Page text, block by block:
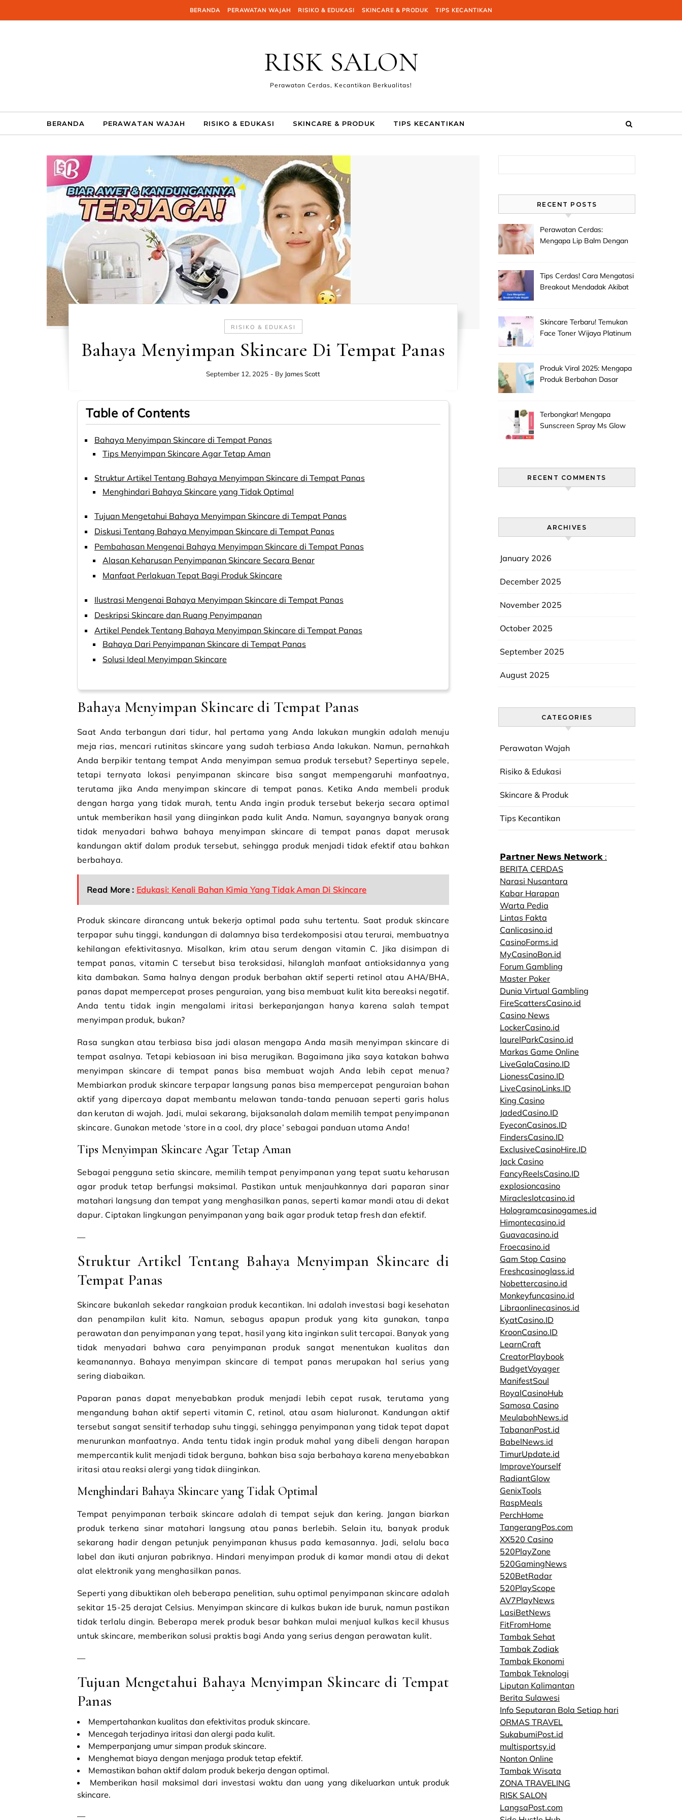
BERANDA PERAWATAN WAJAH RISIKO & EDUKASI SKINCARE & PRODUK TIPS KECANTIKAN
RISK SALON
Perawatan Cerdas, Kecantikan Berkualitas!
BERANDA PERAWATAN WAJAH RISIKO & EDUKASI SKINCARE & PRODUK TIPS KECANTIKAN
RISIKO & EDUKASI
Bahaya Menyimpan Skincare Di Tempat Panas
September 12, 2025 - By James Scott
Table of Contents
Bahaya Menyimpan Skincare di Tempat Panas
Tips Menyimpan Skincare Agar Tetap Aman
Struktur Artikel Tentang Bahaya Menyimpan Skincare di Tempat Panas
Menghindari Bahaya Skincare yang Tidak Optimal
Tujuan Mengetahui Bahaya Menyimpan Skincare di Tempat Panas
Diskusi Tentang Bahaya Menyimpan Skincare di Tempat Panas
Pembahasan Mengenai Bahaya Menyimpan Skincare di Tempat Panas
Alasan Keharusan Penyimpanan Skincare Secara Benar
Manfaat Perlakuan Tepat Bagi Produk Skincare
Ilustrasi Mengenai Bahaya Menyimpan Skincare di Tempat Panas
Deskripsi Skincare dan Ruang Penyimpanan
Artikel Pendek Tentang Bahaya Menyimpan Skincare di Tempat Panas
Bahaya Dari Penyimpanan Skincare di Tempat Panas
Solusi Ideal Menyimpan Skincare
Bahaya Menyimpan Skincare di Tempat Panas
Saat Anda terbangun dari tidur, hal pertama yang Anda lakukan mungkin adalah menuju
meja rias, mencari rutinitas skincare yang sudah terbiasa Anda lakukan. Namun, pernahkah
Anda berpikir tentang tempat Anda menyimpan semua produk tersebut? Sepertinya sepele,
tetapi ternyata lokasi penyimpanan skincare bisa sangat mempengaruhi manfaatnya,
terutama jika Anda menyimpan skincare di tempat panas. Ketika Anda membeli produk
dengan harga yang tidak murah, tentu Anda ingin produk tersebut bekerja secara optimal
untuk memberikan hasil yang diinginkan pada kulit Anda. Namun, sayangnya banyak orang
tidak menyadari bahwa bahaya menyimpan skincare di tempat panas dapat merusak
kandungan aktif dalam produk tersebut, sehingga produk menjadi tidak efektif atau bahkan
berbahaya.
Read More : Edukasi: Kenali Bahan Kimia Yang Tidak Aman Di Skincare
Produk skincare dirancang untuk bekerja optimal pada suhu tertentu. Saat produk skincare
terpapar suhu tinggi, kandungan di dalamnya bisa terdekomposisi atau terurai, membuatnya
kehilangan efektivitasnya. Misalkan, krim atau serum dengan vitamin C. Jika disimpan di
tempat panas, vitamin C tersebut bisa teroksidasi, hilanglah manfaat antioksidannya yang
kita dambakan. Sama halnya dengan produk berbahan aktif seperti retinol atau AHA/BHA,
panas dapat mempercepat proses penguraian, yang bisa membuat kulit kita bereaksi negatif.
Anda tentu tidak ingin mengalami iritasi berkepanjangan hanya karena salah tempat
menyimpan produk, bukan?
Rasa sungkan atau terbiasa bisa jadi alasan mengapa Anda masih menyimpan skincare di
tempat asalnya. Tetapi kebiasaan ini bisa merugikan. Bagaimana jika saya katakan bahwa
menyimpan skincare di tempat panas bisa membuat wajah Anda lebih cepat menua?
Membiarkan produk skincare terpapar langsung panas bisa mempercepat penguraian bahan
aktif yang dipercaya dapat membantu melawan tanda-tanda penuaan seperti garis halus
dan kerutan di wajah. Jadi, mulai sekarang, bijaksanalah dalam memilih tempat penyimpanan
skincare. Gunakan metode ‘store in a cool, dry place’ sebagai panduan utama Anda!
Tips Menyimpan Skincare Agar Tetap Aman
Sebagai pengguna setia skincare, memilih tempat penyimpanan yang tepat suatu keharusan
agar produk tetap berfungsi maksimal. Pastikan untuk menjauhkannya dari paparan sinar
matahari langsung dan tempat yang menghasilkan panas, seperti kamar mandi atau di dekat
dapur. Ciptakan lingkungan penyimpanan yang baik agar produk tetap fresh dan efektif.
—
Struktur Artikel Tentang Bahaya Menyimpan Skincare di
Tempat Panas
Skincare bukanlah sekedar rangkaian produk kecantikan. Ini adalah investasi bagi kesehatan
dan penampilan kulit kita. Namun, sebagus apapun produk yang kita gunakan, tanpa
perawatan dan penyimpanan yang tepat, hasil yang kita inginkan sulit tercapai. Banyak yang
tidak menyadari bahwa cara penyimpanan produk sangat menentukan kualitas dan
keamanannya. Bahaya menyimpan skincare di tempat panas merupakan hal serius yang
sering diabaikan.
Paparan panas dapat menyebabkan produk menjadi lebih cepat rusak, terutama yang
mengandung bahan aktif seperti vitamin C, retinol, atau asam hialuronat. Kandungan aktif
tersebut sangat sensitif terhadap suhu tinggi, sehingga penyimpanan yang tidak tepat dapat
menurunkan manfaatnya. Anda tentu tidak ingin produk mahal yang dibeli dengan harapan
mempercantik kulit menjadi tidak berguna, bahkan bisa saja berbahaya karena menyebabkan
iritasi atau reaksi alergi yang tidak diinginkan.
Menghindari Bahaya Skincare yang Tidak Optimal
Tempat penyimpanan terbaik skincare adalah di tempat sejuk dan kering. Jangan biarkan
produk terkena sinar matahari langsung atau panas berlebih. Selain itu, banyak produk
sekarang hadir dengan petunjuk penyimpanan khusus pada kemasannya. Jadi, selalu baca
label dan ikuti anjuran pabriknya. Hindari menyimpan produk di kamar mandi atau di dekat
alat elektronik yang menghasilkan panas.
Seperti yang dibuktikan oleh beberapa penelitian, suhu optimal penyimpanan skincare adalah
sekitar 15-25 derajat Celsius. Menyimpan skincare di kulkas bukan ide buruk, namun pastikan
tidak terlalu dingin. Beberapa merek produk besar bahkan mulai menjual kulkas kecil khusus
untuk skincare, memberikan solusi praktis bagi Anda yang serius dengan perawatan kulit.
—
Tujuan Mengetahui Bahaya Menyimpan Skincare di Tempat
Panas
Mempertahankan kualitas dan efektivitas produk skincare.
Mencegah terjadinya iritasi dan alergi pada kulit.
Memperpanjang umur simpan produk skincare.
Menghemat biaya dengan menjaga produk tetap efektif.
Memastikan bahan aktif dalam produk bekerja dengan optimal.
Memberikan hasil maksimal dari investasi waktu dan uang yang dikeluarkan untuk produk
skincare.
—
RECENT POSTS
Perawatan Cerdas:
Mengapa Lip Balm Dengan
Kering!
Tips Cerdas! Cara Mengatasi
Breakout Mendadak Akibat
Skincare Terbaru! Temukan
Face Toner Wijaya Platinum
Efektif!
Produk Viral 2025: Mengapa
Produk Berbahan Dasar
Terbongkar! Mengapa
Sunscreen Spray Ms Glow
RECENT COMMENTS
ARCHIVES
January 2026
December 2025
November 2025
October 2025
September 2025
August 2025
CATEGORIES
Perawatan Wajah
Risiko & Edukasi
Skincare & Produk
Tips Kecantikan
𝗣𝗮𝗿𝘁𝗻𝗲𝗿 𝗡𝗲𝘄𝘀 𝗡𝗲𝘁𝘄𝗼𝗿𝗸 :
BERITA CERDAS
Narasi Nusantara
Kabar Harapan
Warta Pedia
Lintas Fakta
Canlicasino.id
CasinoForms.id
MyCasinoBon.id
Forum Gambling
Master Poker
Dunia Virtual Gambling
FireScattersCasino.id
Casino News
LockerCasino.id
laurelParkCasino.id
Markas Game Online
LiveGalaCasino.ID
LionessCasino.ID
LiveCasinoLinks.ID
King Casino
JadedCasino.ID
EyeconCasinos.ID
FindersCasino.ID
ExclusiveCasinoHire.ID
Jack Casino
FancyReelsCasino.ID
explosioncasino
Miracleslotcasino.id
Hologramcasinogames.id
Himontecasino.id
Guavacasino.id
Froecasino.id
Gam Stop Casino
Freshcasinoglass.id
Nobettercasino.id
Monkeyfuncasino.id
Libraonlinecasinos.id
KyatCasino.ID
KroonCasino.ID
LearnCraft
CreatorPlaybook
BudgetVoyager
ManifestSoul
RoyalCasinoHub
Samosa Casino
MeulabohNews.id
TabananPost.id
BabelNews.id
TimurUpdate.id
ImproveYourself
RadiantGlow
GenixTools
RaspMeals
PerchHome
TangerangPos.com
XX520 Casino
520PlayZone
520GamingNews
520BetRadar
520PlayScope
AV7PlayNews
LasiBetNews
FitFromHome
Tambak Sehat
Tambak Zodiak
Tambak Ekonomi
Tambak Teknologi
Liputan Kalimantan
Berita Sulawesi
Info Seputaran Bola Setiap hari
ORMAS TRAVEL
SukabumiPost.id
multisportsy.id
Nonton Online
Tambak Wisata
ZONA TRAVELING
RISK SALON
LangsaPost.com